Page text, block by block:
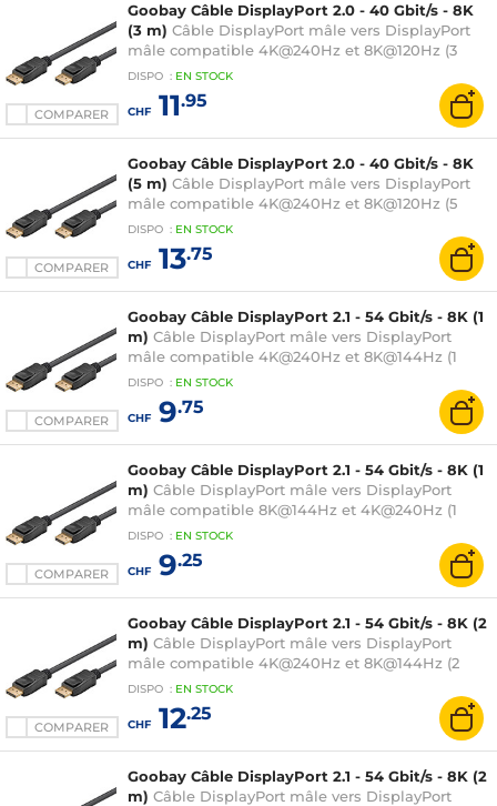
COMPARER
Goobay Câble DisplayPort 2.0 - 40 Gbit/s - 8K
(3 m) Câble DisplayPort mâle vers DisplayPort
mâle compatible 4K@240Hz et 8K@120Hz (3
mètres)
DISPO : EN STOCK
CHF11.95
COMPARER
Goobay Câble DisplayPort 2.0 - 40 Gbit/s - 8K
(5 m) Câble DisplayPort mâle vers DisplayPort
mâle compatible 4K@240Hz et 8K@120Hz (5
mètres)
DISPO : EN STOCK
CHF13.75
COMPARER
Goobay Câble DisplayPort 2.1 - 54 Gbit/s - 8K (1
m) Câble DisplayPort mâle vers DisplayPort
mâle compatible 4K@240Hz et 8K@144Hz (1
mètre)
DISPO : EN STOCK
CHF9.75
COMPARER
Goobay Câble DisplayPort 2.1 - 54 Gbit/s - 8K (1
m) Câble DisplayPort mâle vers DisplayPort
mâle compatible 8K@144Hz et 4K@240Hz (1
mètre)
DISPO : EN STOCK
CHF9.25
COMPARER
Goobay Câble DisplayPort 2.1 - 54 Gbit/s - 8K (2
m) Câble DisplayPort mâle vers DisplayPort
mâle compatible 4K@240Hz et 8K@144Hz (2
mètres)
DISPO : EN STOCK
CHF12.25
Goobay Câble DisplayPort 2.1 - 54 Gbit/s - 8K (2
m) Câble DisplayPort mâle vers DisplayPort